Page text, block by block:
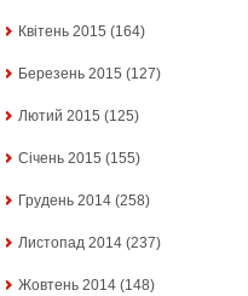
Квітень 2015 (164)
Березень 2015 (127)
Лютий 2015 (125)
Січень 2015 (155)
Грудень 2014 (258)
Листопад 2014 (237)
Жовтень 2014 (148)